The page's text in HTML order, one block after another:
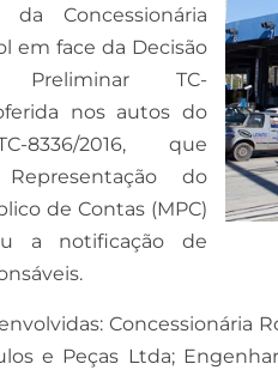
da Concessionária
em face da Decisão
Preliminar TC-
nos autos do
8336/2016, que
do
de Contas (MPC)
a notificação de
Concessionária
e Peças Ltda;